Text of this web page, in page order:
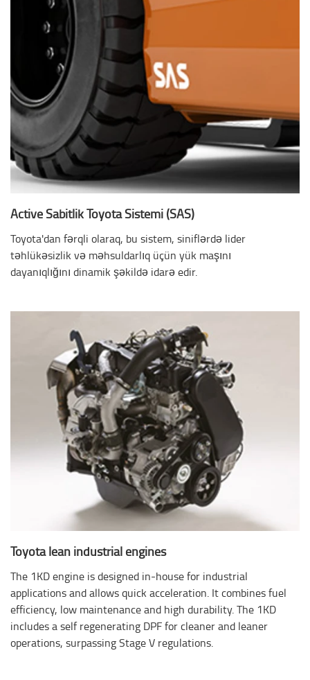
Active Sabitlik Toyota Sistemi (SAS)
Toyota'dan fərqli olaraq, bu sistem, siniflərdə lider
təhlükəsizlik və məhsuldarlıq üçün yük maşını
dayanıqlığını dinamik şəkildə idarə edir.
Toyota lean industrial engines
The 1KD engine is designed in-house for industrial
applications and allows quick acceleration. It combines fuel
efficiency, low maintenance and high durability. The 1KD
includes a self regenerating DPF for cleaner and leaner
operations, surpassing Stage V regulations.